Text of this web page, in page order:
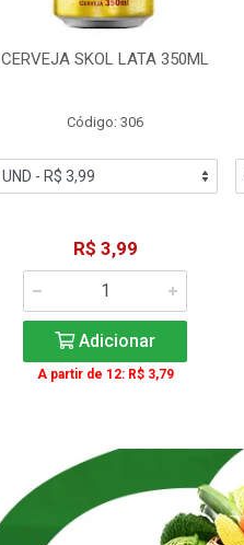
CERVEJA SKOL LATA 350ML
Código: 306
R$ 3,99
Adicionar
A partir de 12: R$ 3,79